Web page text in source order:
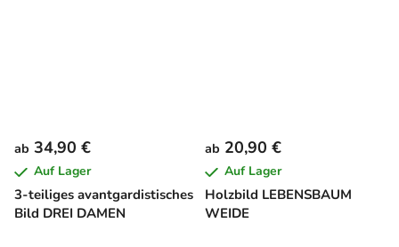
3-teiliges avantgardistisches
Bild DREI DAMEN
ab 34,90 €
Auf Lager
Holzbild LEBENSBAUM
WEIDE
ab 20,90 €
Auf Lager